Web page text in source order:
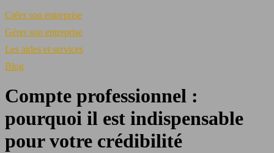
Créer son entreprise
Gérer son entreprise
Les aides et services
Blog
Compte professionnel :
pourquoi il est indispensable
pour votre crédibilité